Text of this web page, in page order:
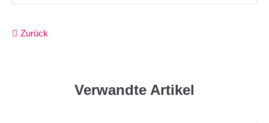
Zurück
Verwandte Artikel